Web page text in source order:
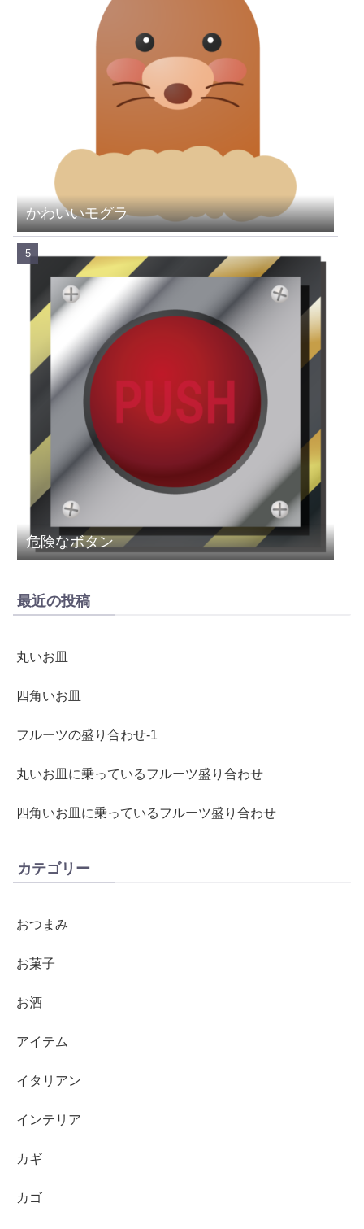
かわいいモグラ
危険なボタン
最近の投稿
丸いお皿
四角いお皿
フルーツの盛り合わせ-1
丸いお皿に乗っているフルーツ盛り合わせ
四角いお皿に乗っているフルーツ盛り合わせ
カテゴリー
おつまみ
お菓子
お酒
アイテム
イタリアン
インテリア
カギ
カゴ